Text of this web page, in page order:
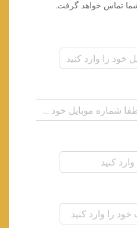
شما تماس خواهد گرفت.